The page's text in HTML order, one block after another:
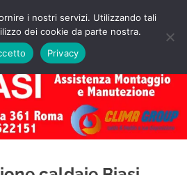
MENU
i nostri servizi. Utilizzando tali
dei cookie da parte nostra.
Privacy